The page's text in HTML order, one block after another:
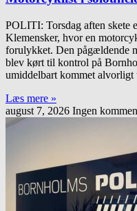
POLITI: Torsdag aften skete
Klemensker, hvor en
forulykket. Den pågældende
blev kørt til kontrol på
umiddelbart kommet alvorligt
Læs mere »
august 7, 2026 Ingen